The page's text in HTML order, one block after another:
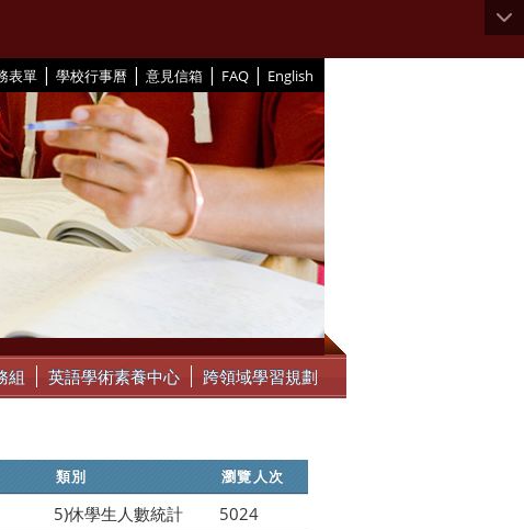
表單 | 學校行事曆 | 意見信箱 | FAQ | English
組 英語學術素養中心 跨領域學習規劃
類別 瀏覽人次
5)休學生人數統計
5024